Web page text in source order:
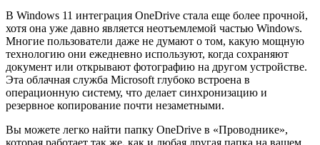
В Windows 11 интеграция OneDrive стала еще более прочной,
хотя она уже давно является неотъемлемой частью Windows.
Многие пользователи даже не думают о том, какую мощную
технологию они ежедневно используют, когда сохраняют
документ или открывают фотографию на другом устройстве.
Эта облачная служба Microsoft глубоко встроена в
операционную систему, что делает синхронизацию и
резервное копирование почти незаметными.
Вы можете легко найти папку OneDrive в «Проводнике»,
которая работает так же, как и любая другая папка на вашем